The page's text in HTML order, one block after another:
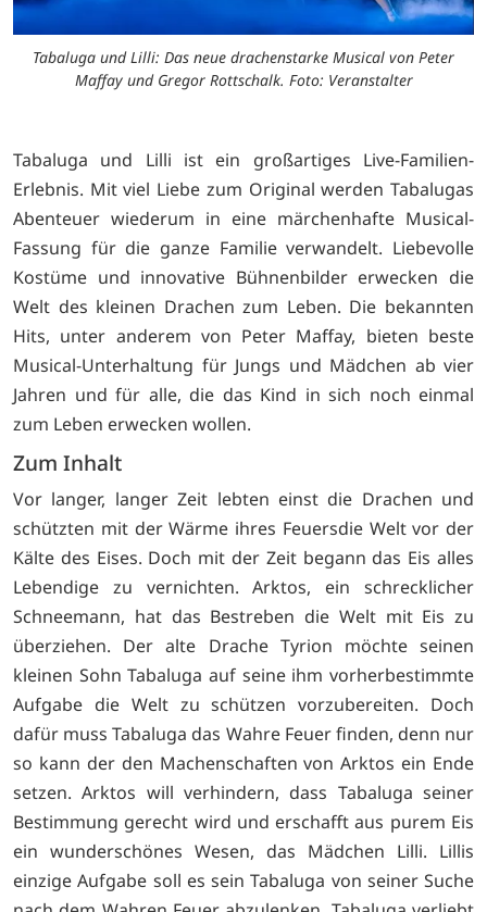
Tabaluga und Lilli: Das neue drachenstarke Musical von Peter
Maffay und Gregor Rottschalk. Foto: Veranstalter
Tabaluga und Lilli ist ein großartiges Live-Familien-
Erlebnis. Mit viel Liebe zum Original werden Tabalugas
Abenteuer wiederum in eine märchenhafte Musical-
Fassung für die ganze Familie verwandelt. Liebevolle
Kostüme und innovative Bühnenbilder erwecken die
Welt des kleinen Drachen zum Leben. Die bekannten
Hits, unter anderem von Peter Maffay, bieten beste
Musical-Unterhaltung für Jungs und Mädchen ab vier
Jahren und für alle, die das Kind in sich noch einmal
zum Leben erwecken wollen.
Zum Inhalt
Vor langer, langer Zeit lebten einst die Drachen und
schützten mit der Wärme ihres Feuersdie Welt vor der
Kälte des Eises. Doch mit der Zeit begann das Eis alles
Lebendige zu vernichten. Arktos, ein schrecklicher
Schneemann, hat das Bestreben die Welt mit Eis zu
überziehen. Der alte Drache Tyrion möchte seinen
kleinen Sohn Tabaluga auf seine ihm vorherbestimmte
Aufgabe die Welt zu schützen vorzubereiten. Doch
dafür muss Tabaluga das Wahre Feuer finden, denn nur
so kann der den Machenschaften von Arktos ein Ende
setzen. Arktos will verhindern, dass Tabaluga seiner
Bestimmung gerecht wird und erschafft aus purem Eis
ein wunderschönes Wesen, das Mädchen Lilli. Lillis
einzige Aufgabe soll es sein Tabaluga von seiner Suche